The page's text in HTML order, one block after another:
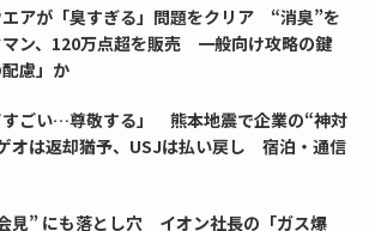
アが「臭すぎる」問題をクリア “消臭”を
ン、120万点超を販売 一般向け攻略の鍵
慮」か
すごい…尊敬する」 熊本地震で企業の“神対
は返却猶予、USJは払い戻し 宿泊・通信
見” にも落とし穴 イオン社長の「ガス爆